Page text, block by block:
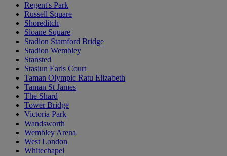
Regent's Park
Russell Square
Shoreditch
Sloane Square
Stadion Stamford Bridge
Stadion Wembley
Stansted
Stasiun Earls Court
Taman Olympic Ratu Elizabeth
Taman St James
The Shard
Tower Bridge
Victoria Park
Wandsworth
Wembley Arena
West London
Whitechapel